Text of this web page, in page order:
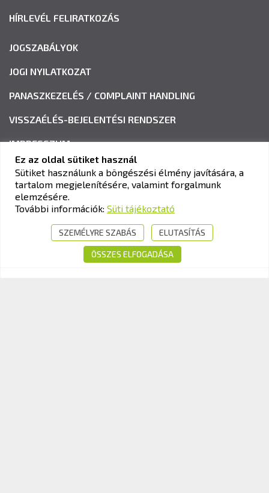
HÍRLEVÉL FELIRATKOZÁS
JOGSZABÁLYOK
JOGI NYILATKOZAT
PANASZKEZELÉS / COMPLAINT HANDLING
VISSZAÉLÉS-BEJELENTÉSI RENDSZER
IMPRESSZUM
KAV KÖZLEKEDÉSI ALKALMASSÁGI ÉS VIZSGAKÖZPONT
Cím:1033 Budapest, Polgár utca 8-10.
+36-1-510-0101
info@kavk.hu
Ez az oldal sütiket használ
Sütiket használunk a böngészési élmény javítására, a
tartalom megjelenítésére, valamint forgalmunk
elemzésére.
További információk: Süti tájékoztató
SZEMÉLYRE SZABÁS ELUTASÍTÁS
ÖSSZES ELFOGADÁSA